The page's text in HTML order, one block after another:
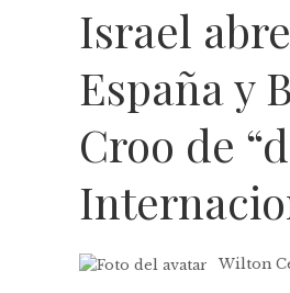
Israel
España y
Croo de
Wilton